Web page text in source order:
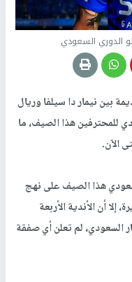
الدوري السعودي
بين نيمار دا سيلفا وريال
للمحترفين هذا الصيف، ما
الآن.
هذا الصيف على نهج
أن الأندية الأربعة
السعودي، لم تعلن أي صفقة